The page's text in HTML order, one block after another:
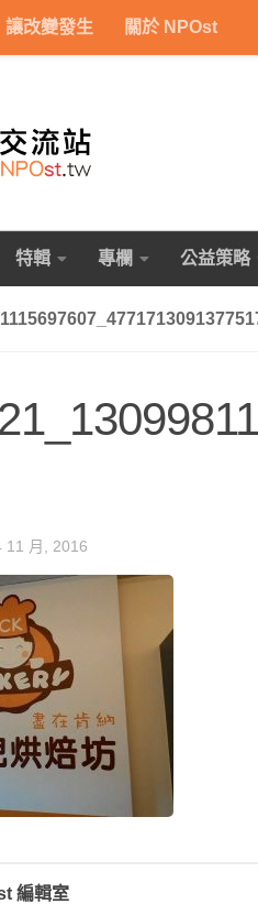
讓改變發生 關於 NPOst
特輯 專欄 公益策略
11 月, 2016
編輯室